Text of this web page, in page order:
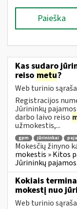
Paieška
Kas sudaro
reiso metu?
Web turinio
Registracijos
Jūrininkų
darbo laivo reiso
užmokestis,...
gpm jūrininkai
Mokesčių žinyno
mokestis » Kitos
Jūrininkų pajamos
Kokiais
mokestį nuo
Web turinio